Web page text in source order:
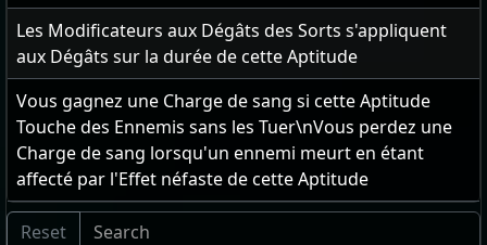
Les Modificateurs aux Dégâts des Sorts s'appliquent
aux Dégâts sur la durée de cette Aptitude
Vous gagnez une Charge de sang si cette Aptitude
Touche des Ennemis sans les Tuer\nVous perdez une
Charge de sang lorsqu'un ennemi meurt en étant
affecté par l'Effet néfaste de cette Aptitude